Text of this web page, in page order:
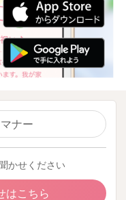
ナー
かせください
はこちら